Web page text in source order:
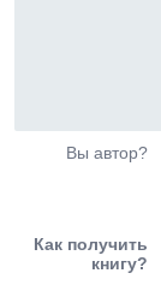
Вы автор?
Как получить
книгу?